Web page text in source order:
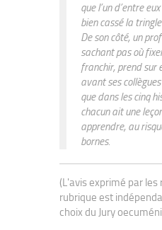
que l’un d’entre
bien cassé la
De son côté, un
sachant pas où
franchir, prend sur
avant ses
que dans les cinq
chacun ait une
apprendre, au
bornes.
(L'avis exprimé par
rubrique est
choix du Jury